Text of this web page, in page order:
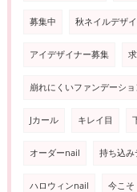
募集中 秋ネイルデザ
アイデザイナー募集
崩れにくいファンデーショ
Jカール キレイ目
オーダーnail 持ち込み
ハロウィンnail 今こそ